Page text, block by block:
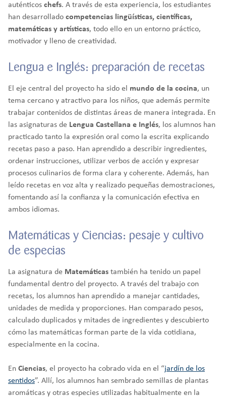
auténticos chefs. A través de esta experiencia, los estudiantes
han desarrollado competencias lingüísticas, científicas,
matemáticas y artísticas, todo ello en un entorno práctico,
motivador y lleno de creatividad.
Lengua e Inglés: preparación de recetas
El eje central del proyecto ha sido el mundo de la cocina, un
tema cercano y atractivo para los niños, que además permite
trabajar contenidos de distintas áreas de manera integrada. En
las asignaturas de Lengua Castellana e Inglés, los alumnos han
practicado tanto la expresión oral como la escrita explicando
recetas paso a paso. Han aprendido a describir ingredientes,
ordenar instrucciones, utilizar verbos de acción y expresar
procesos culinarios de forma clara y coherente. Además, han
leído recetas en voz alta y realizado pequeñas demostraciones,
fomentando así la confianza y la comunicación efectiva en
ambos idiomas.
Matemáticas y Ciencias: pesaje y cultivo
de especias
La asignatura de Matemáticas también ha tenido un papel
fundamental dentro del proyecto. A través del trabajo con
recetas, los alumnos han aprendido a manejar cantidades,
unidades de medida y proporciones. Han comparado pesos,
calculado duplicados y mitades de ingredientes y descubierto
cómo las matemáticas forman parte de la vida cotidiana,
especialmente en la cocina.
En Ciencias, el proyecto ha cobrado vida en el “jardín de los
sentidos”. Allí, los alumnos han sembrado semillas de plantas
aromáticas y otras especies utilizadas habitualmente en la